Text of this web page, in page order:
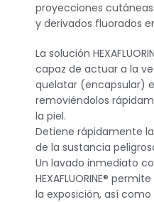
proyecciones
y derivados fluorados
La solución
capaz de actuar a la
quelatar (encapsular)
removiéndolos
la piel.
Detiene rápidamente
de la sustancia
Un lavado inmediato
HEXAFLUORINE®
la exposición, así